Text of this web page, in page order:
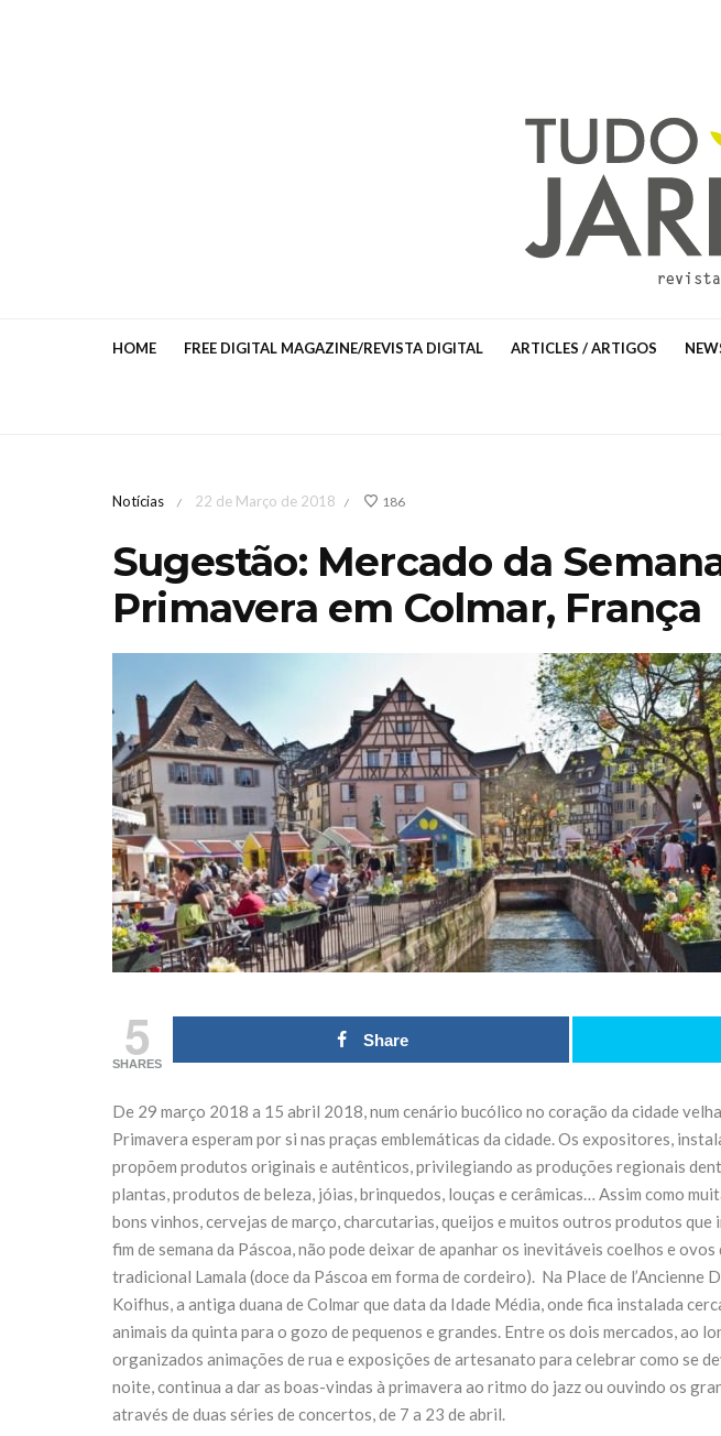
de Jardinagem
Sábado 17 &
outubro
27 de Julho de 2026
CONTINUE READING
Iberflora lança
concurso de
paisagismo para
Fórum Norte
CONTINUE READING
com
mil
para
a
27
HOME FREE DIGITAL MAGAZINE/REVISTA DIGITAL ARTICLES / ARTIGOS
Notícias / 22 de Março de 2018 / 186
Sugestão: Mercado da
Primavera em Colmar, França
5
SHARES
Share
De 29 março 2018 a 15 abril 2018, num cenário bucólico no coração da cidade
Primavera esperam por si nas praças emblemáticas da cidade. Os expositores,
propõem produtos originais e autênticos, privilegiando as produções regionais
plantas, produtos de beleza, jóias, brinquedos, louças e cerâmicas… Assim como
bons vinhos, cervejas de março, charcutarias, queijos e muitos outros produtos que
fim de semana da Páscoa, não pode deixar de apanhar os inevitáveis coelhos e
tradicional Lamala (doce da Páscoa em forma de cordeiro). Na Place de l’Ancienne
Koifhus, a antiga duana de Colmar que data da Idade Média, onde fica instalada
animais da quinta para o gozo de pequenos e grandes. Entre os dois mercados, ao
organizados animações de rua e exposições de artesanato para celebrar como se
noite, continua a dar as boas-vindas à primavera ao ritmo do jazz ou ouvindo os
através de duas séries de concertos, de 7 a 23 de abril.